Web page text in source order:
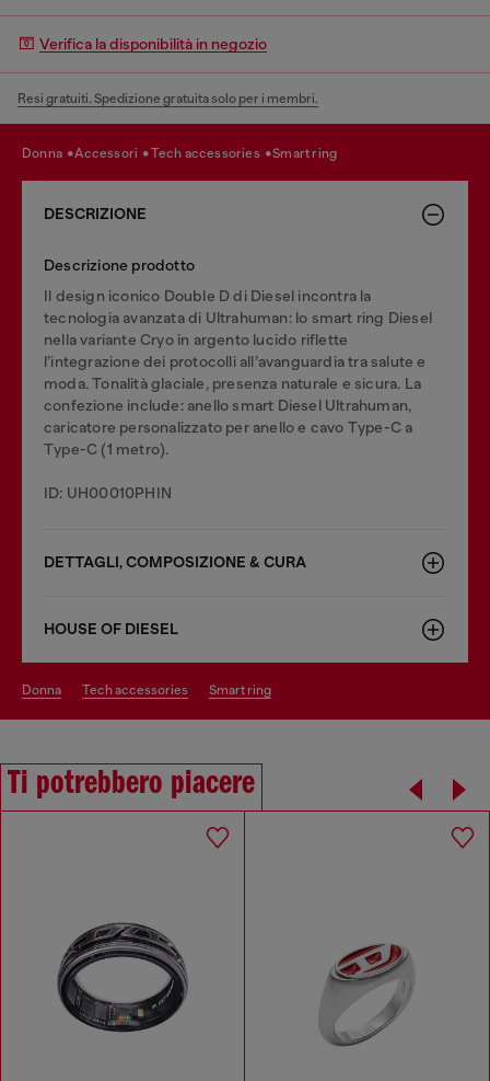
Verifica la disponibilità in negozio
Resi gratuiti. Spedizione gratuita solo per i membri.
donna accessori tech accessories smart ring
DESCRIZIONE
Descrizione prodotto
Il design iconico Double D di Diesel incontra la
tecnologia avanzata di Ultrahuman: lo smart ring Diesel
nella variante Cryo in argento lucido riflette
l’integrazione dei protocolli all’avanguardia tra salute e
moda. Tonalità glaciale, presenza naturale e sicura. La
confezione include: anello smart Diesel Ultrahuman,
caricatore personalizzato per anello e cavo Type-C a
Type-C (1 metro).
ID: UH00010PHIN
DETTAGLI, COMPOSIZIONE & CURA
HOUSE OF DIESEL
donna tech accessories smart ring
Ti potrebbero piacere